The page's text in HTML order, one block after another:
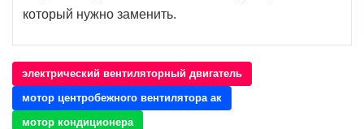
который нужно заменить.
электрический вентиляторный двигатель
мотор центробежного вентилятора ак
мотор кондиционера